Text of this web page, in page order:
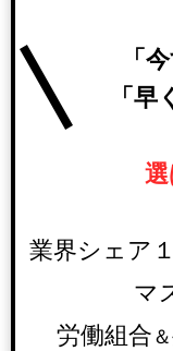
「
「早
選
業界シェア
マ
労働組合＆